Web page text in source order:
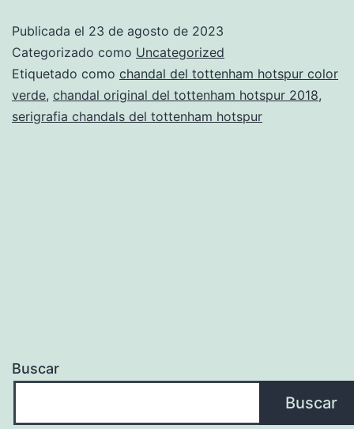
tottenham
hotspur
2015
Publicada el 23 de agosto de 2023
Categorizado como Uncategorized
Etiquetado como chandal del tottenham hotspur color
verde, chandal original del tottenham hotspur 2018,
serigrafia chandals del tottenham hotspur
Buscar
Buscar